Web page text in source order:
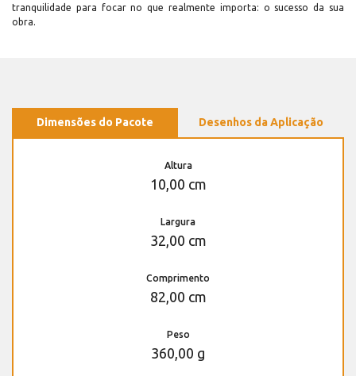
tranquilidade para focar no que realmente importa: o sucesso da sua
obra.
Dimensões do Pacote Desenhos da Aplicação
Altura
10,00 cm
Largura
32,00 cm
Comprimento
82,00 cm
Peso
360,00 g